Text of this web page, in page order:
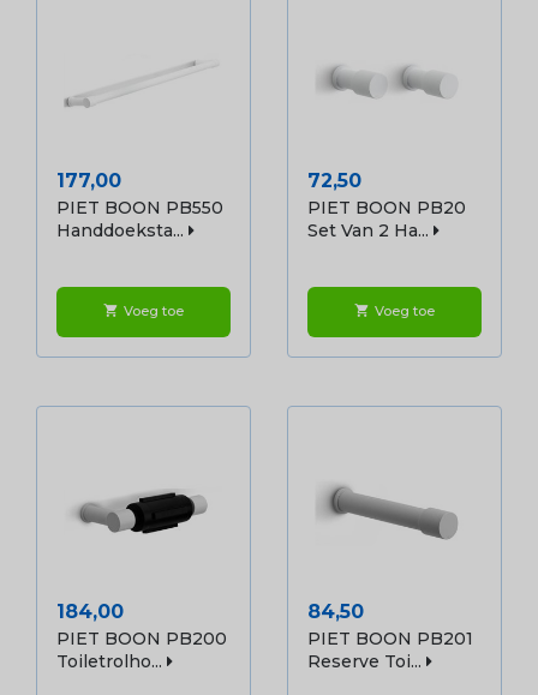
Prijs
177,00
PIET BOON PB550
Handdoeksta...
shopping_cart Voeg toe
Prijs
72,50
PIET BOON PB20
Set Van 2 Ha...
shopping_cart Voeg toe
Prijs
184,00
PIET BOON PB200
Toiletrolho...
Prijs
84,50
PIET BOON PB201
Reserve Toi...